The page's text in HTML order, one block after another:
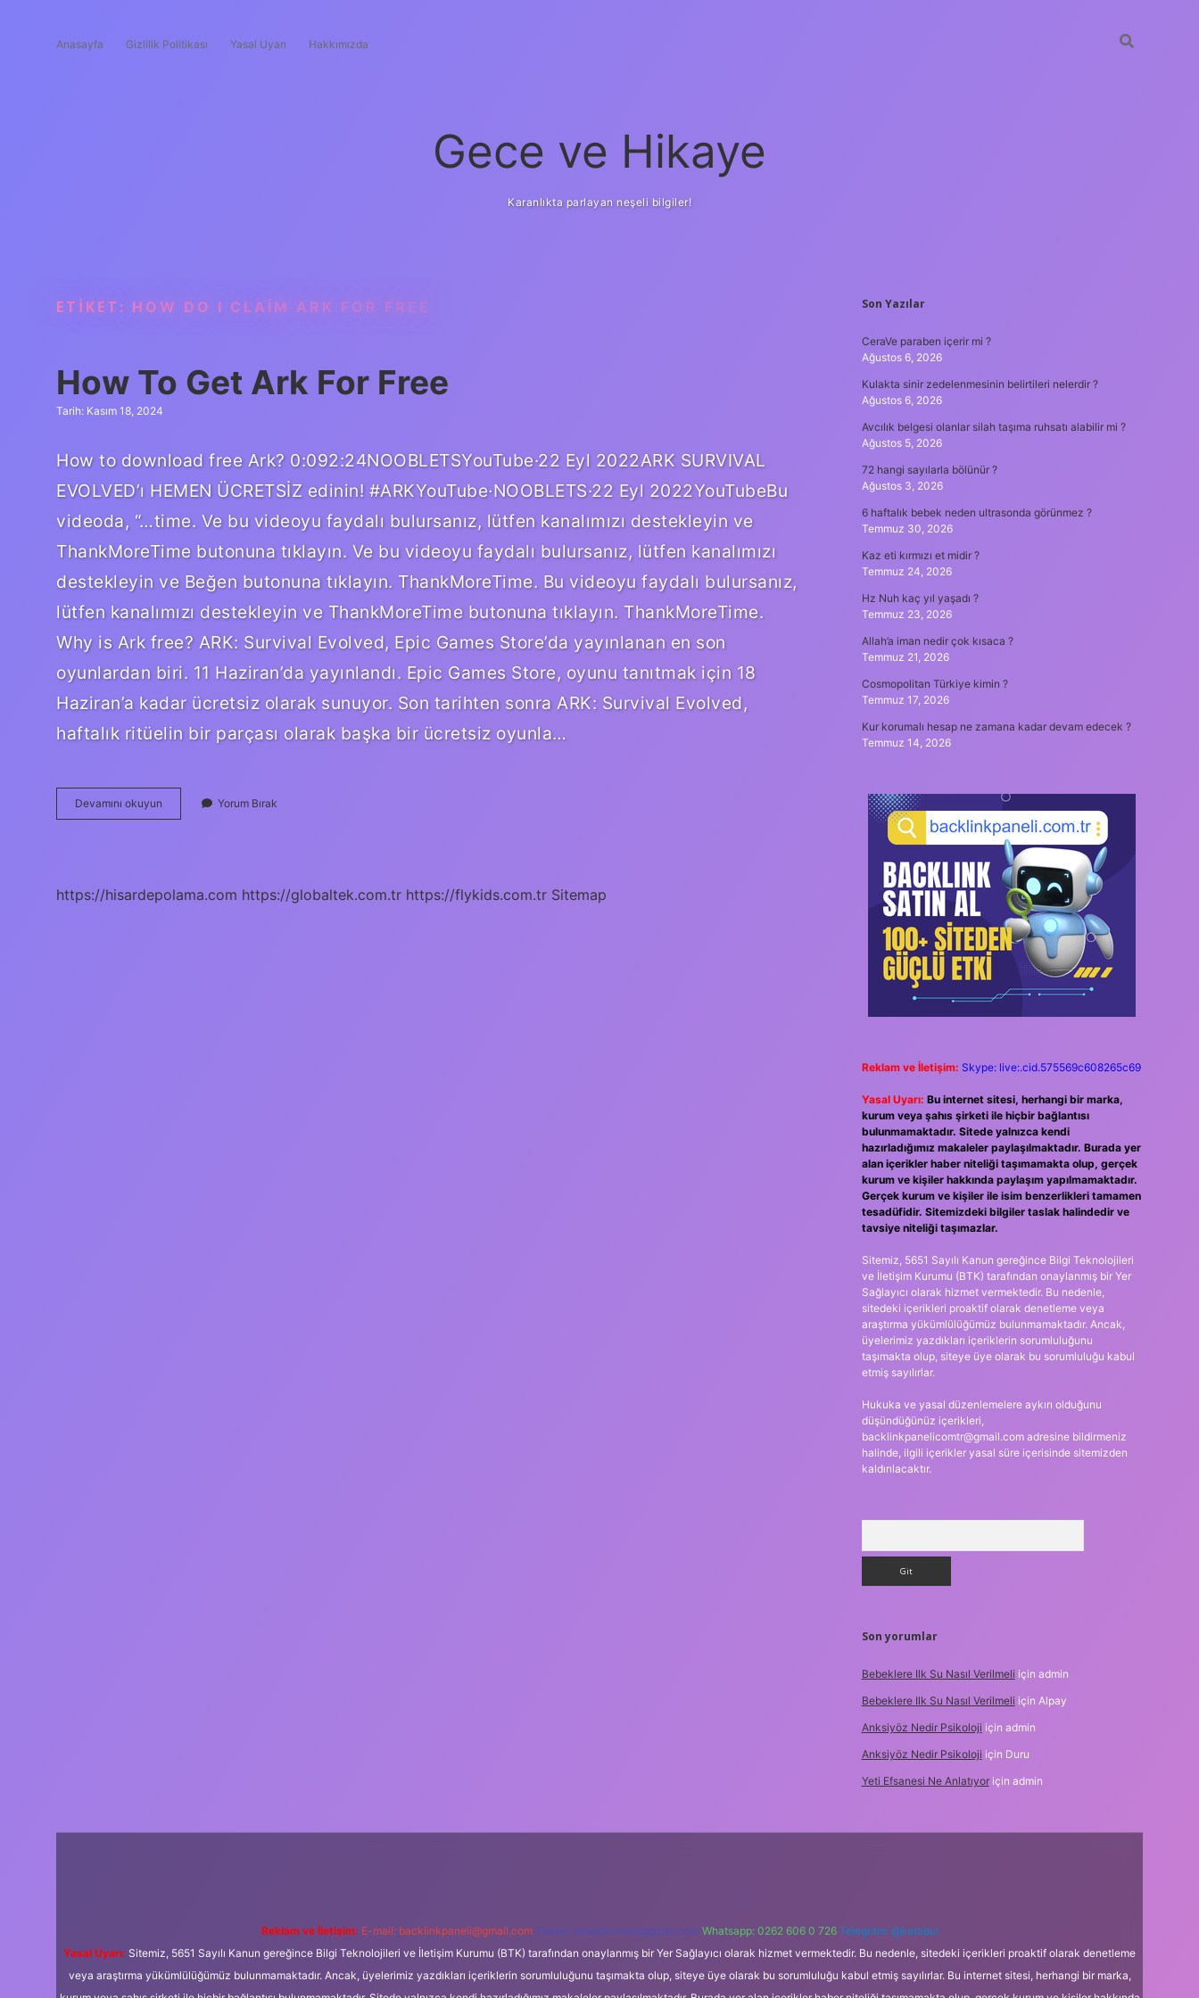
Anasayfa Gizlilik Politikası Yasal Uyarı Hakkımızda
Gece ve Hikaye
Karanlıkta parlayan neşeli bilgiler!
ETIKET: HOW DO I CLAIM ARK FOR FREE
How To Get Ark For Free
Tarih: Kasım 18, 2024
How to download free Ark? 0:092:24NOOBLETSYouTube·22 Eyl 2022ARK SURVIVAL
EVOLVED’ı HEMEN ÜCRETSİZ edinin! #ARKYouTube·NOOBLETS·22 Eyl 2022YouTubeBu
videoda, “…time. Ve bu videoyu faydalı bulursanız, lütfen kanalımızı destekleyin ve
ThankMoreTime butonuna tıklayın. Ve bu videoyu faydalı bulursanız, lütfen kanalımızı
destekleyin ve Beğen butonuna tıklayın. ThankMoreTime. Bu videoyu faydalı bulursanız,
lütfen kanalımızı destekleyin ve ThankMoreTime butonuna tıklayın. ThankMoreTime.
Why is Ark free? ARK: Survival Evolved, Epic Games Store’da yayınlanan en son
oyunlardan biri. 11 Haziran’da yayınlandı. Epic Games Store, oyunu tanıtmak için 18
Haziran’a kadar ücretsiz olarak sunuyor. Son tarihten sonra ARK: Survival Evolved,
haftalık ritüelin bir parçası olarak başka bir ücretsiz oyunla…
Devamını okuyun
To
Yorum Bırak
https://hisardepolama.com https://globaltek.com.tr https://flykids.com.tr Sitemap
SIDEBAR
Son Yazılar
CeraVe paraben içerir mi ?
Ağustos 6, 2026
Kulakta sinir zedelenmesinin belirtileri nelerdir ?
Ağustos 6, 2026
Avcılık belgesi olanlar silah taşıma ruhsatı alabilir mi ?
Ağustos 5, 2026
72 hangi sayılarla bölünür ?
Ağustos 3, 2026
6 haftalık bebek neden ultrasonda görünmez ?
Temmuz 30, 2026
Kaz eti kırmızı et midir ?
Temmuz 24, 2026
Hz Nuh kaç yıl yaşadı ?
Temmuz 23, 2026
Allah’a iman nedir çok kısaca ?
Temmuz 21, 2026
Cosmopolitan Türkiye kimin ?
Temmuz 17, 2026
Kur korumalı hesap ne zamana kadar devam edecek ?
Temmuz 14, 2026
Reklam ve İletişim: Skype: live:.cid.575569c608265c69
Yasal Uyarı: Bu internet sitesi, herhangi bir marka,
kurum veya şahıs şirketi ile hiçbir bağlantısı
bulunmamaktadır. Sitede yalnızca kendi
hazırladığımız makaleler paylaşılmaktadır. Burada yer
alan içerikler haber niteliği taşımamakta olup, gerçek
kurum ve kişiler hakkında paylaşım yapılmamaktadır.
Gerçek kurum ve kişiler ile isim benzerlikleri tamamen
tesadüfidir. Sitemizdeki bilgiler taslak halindedir ve
tavsiye niteliği taşımazlar.
Sitemiz, 5651 Sayılı Kanun gereğince Bilgi Teknolojileri
ve İletişim Kurumu (BTK) tarafından onaylanmış bir Yer
Sağlayıcı olarak hizmet vermektedir. Bu nedenle,
sitedeki içerikleri proaktif olarak denetleme veya
araştırma yükümlülüğümüz bulunmamaktadır. Ancak,
üyelerimiz yazdıkları içeriklerin sorumluluğunu
taşımakta olup, siteye üye olarak bu sorumluluğu kabul
etmiş sayılırlar.
Hukuka ve yasal düzenlemelere aykırı olduğunu
düşündüğünüz içerikleri,
backlinkpanelicomtr@gmail.comadresine bildirmeniz
halinde, ilgili içerikler yasal süre içerisinde sitemizden
kaldırılacaktır.
Son yorumlar
Bebeklere Ilk Su Nasıl Verilmeli için admin
Bebeklere Ilk Su Nasıl Verilmeli için Alpay
Anksiyöz Nedir Psikoloji için admin
Anksiyöz Nedir Psikoloji için Duru
Yeti Efsanesi Ne Anlatıyoriçin admin
Reklam ve İletişim: E-mail: backlinkpaneli@gmail.com Teams: forumhizmeti@gmail.com Whatsapp: 0262 606 0 726 Telegram: @karabul
Yasal Uyarı: Sitemiz, 5651 Sayılı Kanun gereğince Bilgi Teknolojileri ve İletişim Kurumu (BTK) tarafından onaylanmış bir Yer Sağlayıcı olarak hizmet vermektedir. Bu nedenle, sitedeki içerikleri proaktif olarak denetleme
veya araştırma yükümlülüğümüz bulunmamaktadır. Ancak, üyelerimiz yazdıkları içeriklerin sorumluluğunu taşımakta olup, siteye üye olarak bu sorumluluğu kabul etmiş sayılırlar. Bu internet sitesi, herhangi bir marka,